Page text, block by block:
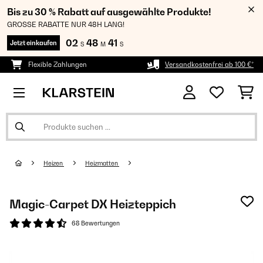
Bis zu 30 % Rabatt auf ausgewählte Produkte!
GROSSE RABATTE NUR 48H LANG!
Jetzt einkaufen 02 S 48 M 40 S
Flexible Zahlungen Versandkostenfrei ab 100 €*
Heizen Heizmatten
Magic-Carpet DX Heizteppich
68 Bewertungen